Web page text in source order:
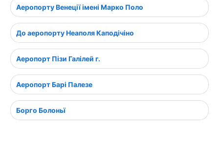
Аеропорту Венеції імені Марко Поло
До аеропорту Неаполя Каподічіно
Аеропорт Пізи Галілей г.
Аеропорт Барі Палезе
Борго Болоньї